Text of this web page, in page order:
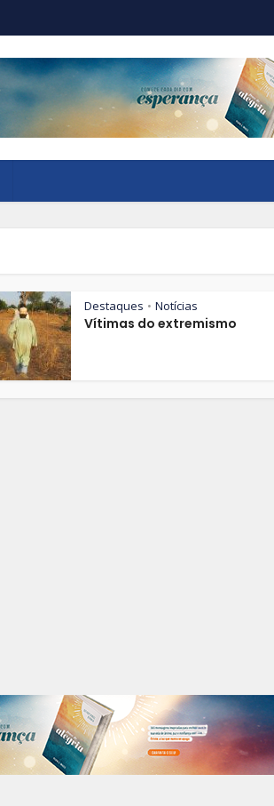
Destaques • Notícias
Vítimas do extremismo